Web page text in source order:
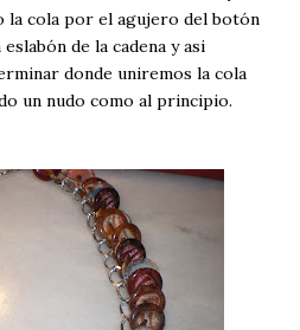
la cola por el agujero del botón
de la cadena y asi
donde uniremos la cola
un nudo como al principio.